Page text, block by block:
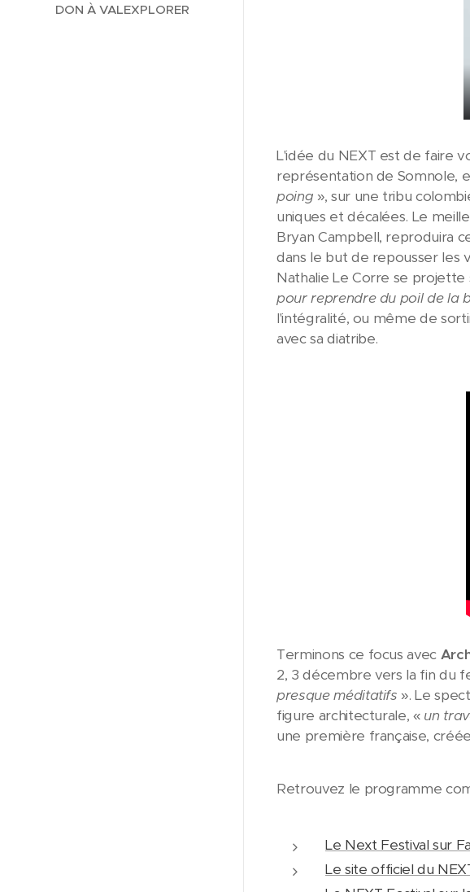
DON À VALEXPLORER
L'idée du NEXT est de faire
représentation de Somnole,
poing », sur une tribu
uniques et décalées. Le
Bryan Campbell, reproduira
dans le but de repousser les
Nathalie Le Corre se
pour reprendre du poil de la
l'intégralité, ou même de
avec sa diatribe.
Terminons ce focus avec
2, 3 décembre vers la fin du
presque méditatifs ». Le
figure architecturale, « un
une première française,
Retrouvez le programme
Le Next Festival sur
Le site officiel du